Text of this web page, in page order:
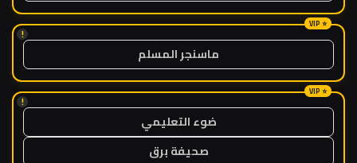
!
ماسنجر المسلم
!
ضوء التعليمي
صحيفة برق